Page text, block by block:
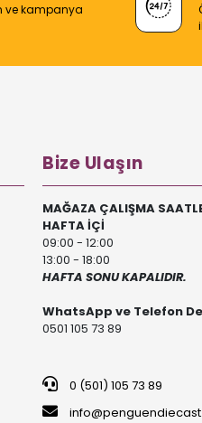
ve kampanya
Bize Ulaşın
MAĞAZA ÇALIŞMA
HAFTA İÇİ
09:00 - 12:00
13:00 - 18:00
HAFTA SONU KAPALIDIR.
WhatsApp ve Telefon
0501 105 73 89
0 (501) 105 73 89